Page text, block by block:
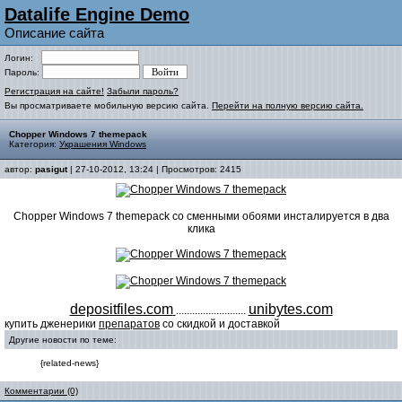
Datalife Engine Demo
Описание сайта
Логин:
Пароль:
Регистрация на сайте! Забыли пароль?
Вы просматриваете мобильную версию сайта. Перейти на полную версию сайта.
Chopper Windows 7 themepack
Категория: Украшения Windows
автор: pasigut| 27-10-2012, 13:24 | Просмотров: 2415
Chopper Windows 7 themepack со сменными обоями инсталируется в два
клика
depositfiles.com .......................... unibytes.com
купить дженерики препаратов со скидкой и доставкой
Другие новости по теме:
{related-news}
Комментарии (0)